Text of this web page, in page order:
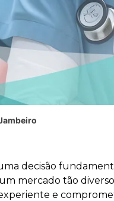
decisão
mercado tão
e